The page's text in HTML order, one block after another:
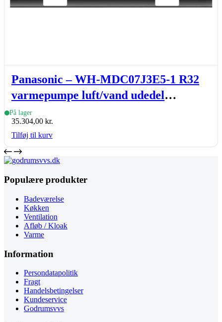
Panasonic – WH-MDC07J3E5-1 R32
varmepumpe luft/vand udedel
Aquarea monoblock, J-gen., 7 kW
På lager
35.304,00 kr.
Tilføj til kurv
Populære produkter
Badeværelse
Køkken
Ventilation
Afløb / Kloak
Varme
Information
Persondatapolitik
Fragt
Handelsbetingelser
Kundeservice
Godrumsvvs